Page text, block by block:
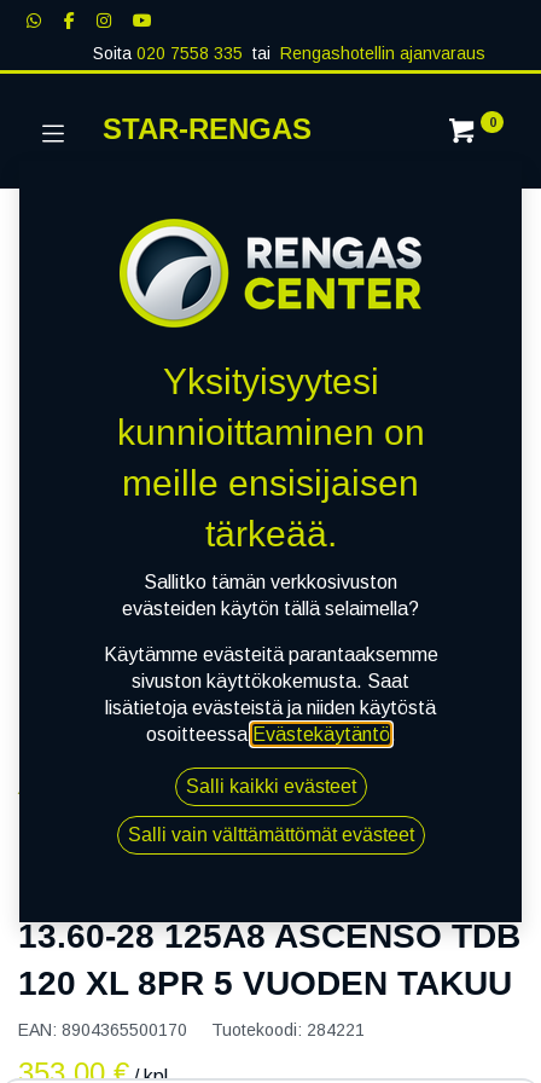
Soita020 7558 335 tai Rengashotellin ajanvaraus
STAR-RENGAS 0
13.60-28 125A8 ASCENSO TDB 120 XL 8PR 5
VUODEN TAKUU
13.60-28 125A8 ASCENSO TDB
120 XL 8PR 5 VUODEN TAKUU
EAN: 8904365500170 Tuotekoodi: 284221
353,00€ / kpl
Yksityisyytesi
kunnioittaminen on
meille ensisijaisen
tärkeää.
Sallitko tämän verkkosivuston
evästeiden käytön tällä selaimella?
Käytämme evästeitä parantaaksemme
sivuston käyttökokemusta. Saat
lisätietoja evästeistä ja niiden käytöstä
osoitteessa Evästekäytäntö.
Salli kaikki evästeet
Salli vain välttämättömät evästeet